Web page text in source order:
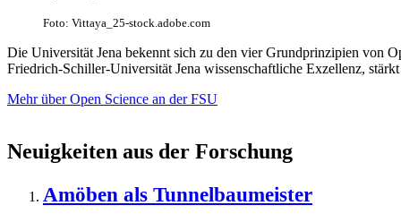
Foto: Vittaya_25-stock.adobe.com
Die Universität Jena bekennt sich zu den vier Grundprinzipien von
Friedrich-Schiller-Universität Jena wissenschaftliche Exzellenz,
Mehr über Open Science an der FSU
Neuigkeiten aus der Forschung
Amöben als Tunnelbaumeister